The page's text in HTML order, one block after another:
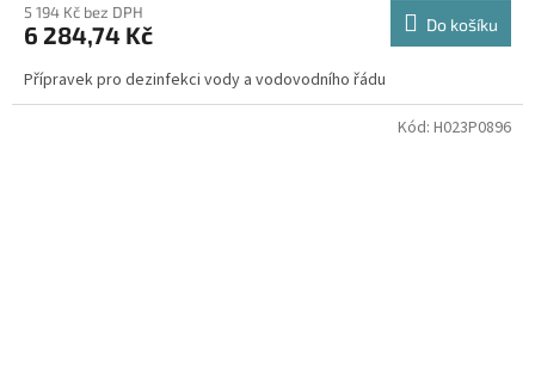
5 194 Kč bez DPH
6 284,74 Kč Do košíku
Přípravek pro dezinfekci vody a vodovodního řádu
Kód: H023P0896